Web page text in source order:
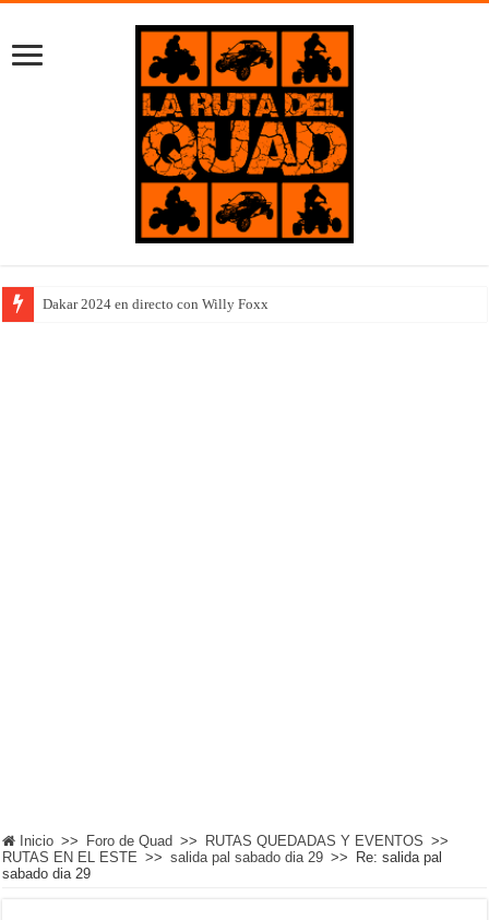
Dakar 2024 en directo con Willy Foxx
Inicio >> Foro de Quad >> RUTAS QUEDADAS Y EVENTOS >>
RUTAS EN EL ESTE >> salida pal sabado dia 29 >>
Re: salida pal
sabado dia 29